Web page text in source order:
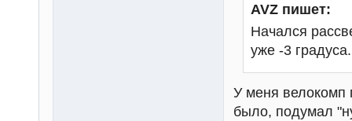
AVZ пишет:
Начался
уже -3 градуса.
У меня велокомп
было, подумал